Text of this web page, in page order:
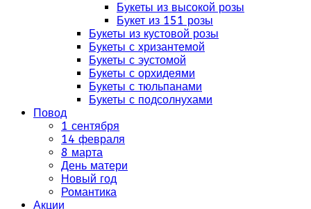
Букеты из высокой розы
Букет из 151 розы
Букеты из кустовой розы
Букеты с хризантемой
Букеты с эустомой
Букеты с орхидеями
Букеты с тюльпанами
Букеты с подсолнухами
Повод
1 сентября
14 февраля
8 марта
День матери
Новый год
Романтика
Акции